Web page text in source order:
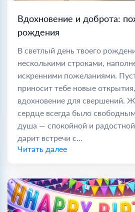
Вдохновение и доброта:
рождения
В светлый день твоего
несколькими строками,
искренними пожеланиями.
приносит тебе новые
вдохновение для свершений.
сердце всегда было
душа — спокойной и
дарит встречи с...
Читать далее